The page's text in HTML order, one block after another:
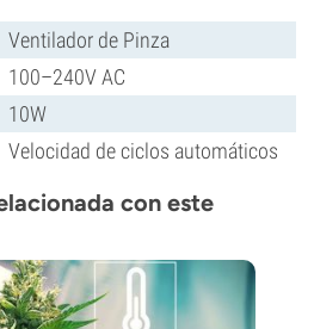
Ventilador de Pinza
100–240V AC
10W
Velocidad de ciclos automáticos
con este